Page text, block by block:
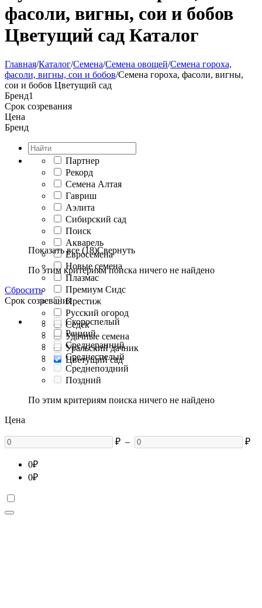
фасоли, вигны, сои и бобов
Цветущий сад Каталог
Главная/Каталог/Семена/Семена овощей/Семена гороха,
фасоли, вигны, сои и бобов/Семена гороха, фасоли, вигны,
сои и бобов Цветущий сад
Бренд1
Срок созревания
Цена
Бренд
Партнер
Рекорд
Семена Алтая
Гавриш
Аэлита
Сибирский сад
Поиск
Акварель
Евросемена
Новые семена
Плазмас
Премиум Сидс
Престиж
Русский огород
Седек
Удачные семена
Уральский дачник
Цветущий сад
Показать все (18)Свернуть
По этим критериям поиска ничего не найдено
Сбросить
Срок созревания
Скороспелый
Ранний
Среднеранний
Среднеспелый
Среднепоздний
Поздний
По этим критериям поиска ничего не найдено
Цена
₽ – ₽
0₽
0₽